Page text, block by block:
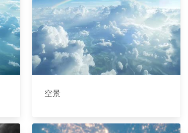
空景